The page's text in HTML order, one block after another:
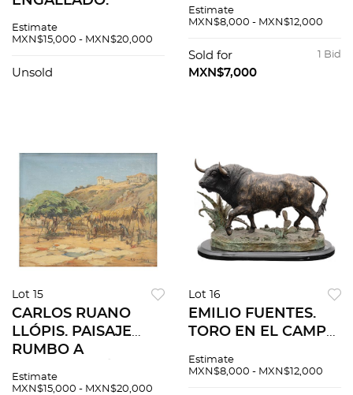
patinado con base
y seriada "H. Peraza
Estimate
MXN$15,000 - MXN$20,000
Unsold
patinado con base
fechada y seriada:
"Fuentes, 2000, 1/1".
Estimate
MXN$8,000 - MXN$12,000
1 Bid
Sold for
MXN$7,000
Lot 15
CARLOS RUANO
LLÓPIS. PAISAJE
RUMBO A
sobre tela. Firmado
Estimate
MXN$15,000 - MXN$20,000
Lot 16
EMILIO FUENTES.
TORO EN EL CAMPO.
patinado con base
Estimate
MXN$8,000 - MXN$12,000